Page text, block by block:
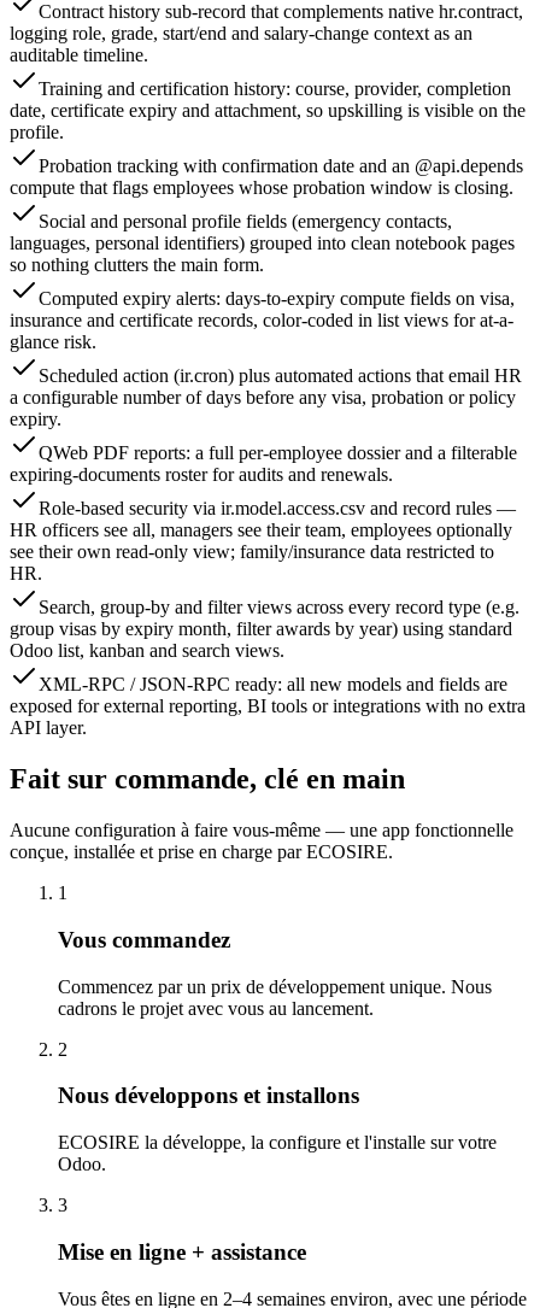
Contract history sub-record that complements native hr.contract,
logging role, grade, start/end and salary-change context as an
auditable timeline.
Training and certification history: course, provider, completion
date, certificate expiry and attachment, so upskilling is visible on the
profile.
Probation tracking with confirmation date and an @api.depends
compute that flags employees whose probation window is closing.
Social and personal profile fields (emergency contacts,
languages, personal identifiers) grouped into clean notebook pages
so nothing clutters the main form.
Computed expiry alerts: days-to-expiry compute fields on visa,
insurance and certificate records, color-coded in list views for at-a-
glance risk.
Scheduled action (ir.cron) plus automated actions that email HR
a configurable number of days before any visa, probation or policy
expiry.
QWeb PDF reports: a full per-employee dossier and a filterable
expiring-documents roster for audits and renewals.
Role-based security via ir.model.access.csv and record rules —
HR officers see all, managers see their team, employees optionally
see their own read-only view; family/insurance data restricted to
HR.
Search, group-by and filter views across every record type (e.g.
group visas by expiry month, filter awards by year) using standard
Odoo list, kanban and search views.
XML-RPC / JSON-RPC ready: all new models and fields are
exposed for external reporting, BI tools or integrations with no extra
API layer.
Fait sur commande, clé en main
Aucune configuration à faire vous-même — une app fonctionnelle
conçue, installée et prise en charge par ECOSIRE.
1
Vous commandez
Commencez par un prix de développement unique. Nous
cadrons le projet avec vous au lancement.
2
Nous développons et installons
ECOSIRE la développe, la configure et l'installe sur votre
Odoo.
3
Mise en ligne + assistance
Vous êtes en ligne en 2–4 semaines environ, avec une période